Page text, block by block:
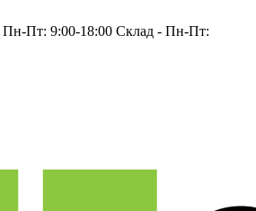
Пн-Пт: 9:00-18:00 Склад - Пн-Пт: